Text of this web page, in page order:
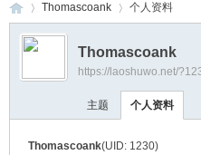
›
Thomascoank 个人资料
Thomascoank
https://laoshuwo.net/
主题 个人资料
Thomascoank(UID: 1230)